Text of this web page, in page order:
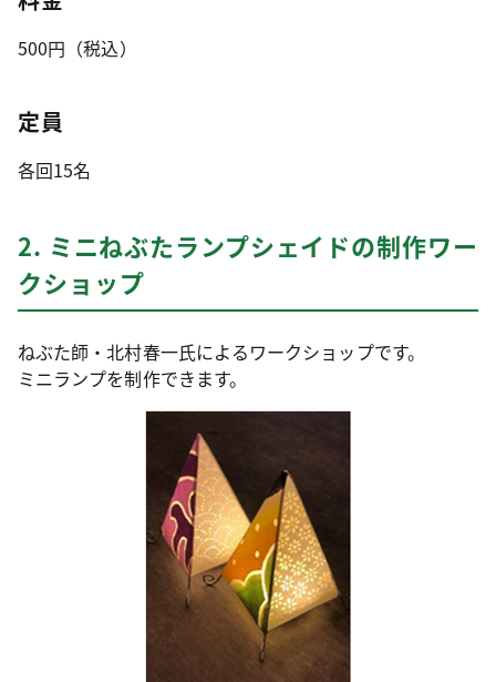
500円（税込）
定員
各回15名
2. ミニねぶたランプシェイドの制作ワー
クショップ
ねぶた師・北村春一氏によるワークショップです。
ミニランプを制作できます。